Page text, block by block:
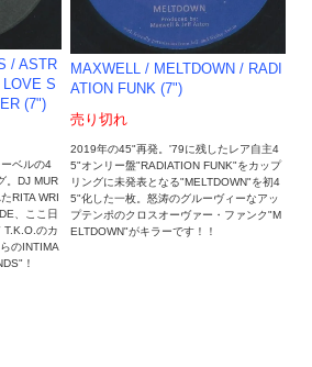
/ ASTR
LOVE S
(7")
ベルの4
。DJ MUR
RITA WRI
、ここ日
T.K.O.のカ
のINTIMA
！
MAXWELL / MELTDOWN / RADI
ATION FUNK (7")
売り切れ
2019年の45"再発。'79に残したレア自主4
5"オンリー盤"RADIATION FUNK"をカップ
リングに未発表となる"MELTDOWN"を初4
5"化した一枚。怒涛のグルーヴィーなアッ
プテンポのクロスオーヴァー・ファンク"M
ELTDOWN"がキラーです！！